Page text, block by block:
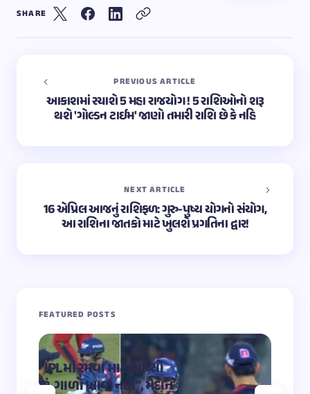
SHARE
PREVIOUS ARTICLE
આકાશમાં રચાશે 5 મહા રાજયોગ ! 5 રાશિઓનો શરૂ
થશે 'ગોલ્ડન ટાઈમ' જાણો તમારી રાશિ છે કે નહિ
NEXT ARTICLE
16 એપ્રિલ આજનું રાશિફળ: ગુરુ-પુષ્ય યોગનો સંયોગ,
આ રાશિના જાતકો માટે ખુલશે પ્રગતિના દ્વાર!
FEATURED POSTS
“IPLમાં રમવા માટે આવ્યો
છું, ગાળો ખાવા નહીં”, મેદાન